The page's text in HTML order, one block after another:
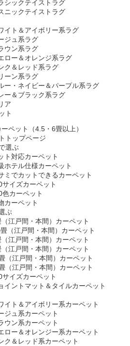
シックテイストラグ
ニックテイストラグ
イト＆アイボリー系ラグ
ジュ系ラグ
ウン系ラグ
ロー＆オレンジ系ラグ
ク＆レッド系ラグ
ーン系ラグ
ー・ネイビー＆パープル系ラグ
ー＆ブラック系ラグ
ア
ト
ーペット（4.5・6畳以上）
トップページ
選ぶ
ト対応カーペット
ホテル仕様カーペット
ミでカットできるカーペット
サイズカーペット
色カーペット
カーペット
ぶ
江戸間・本間）カーペット
（江戸間・本間）カーペット
江戸間・本間）カーペット
江戸間・本間）カーペット
（江戸間・本間）カーペット
（江戸間・本間）カーペット
サイズカーペット
イントマット＆タイルカーペット
イト＆アイボリー系カーペット
ジュ系カーペット
ウン系カーペット
ロー＆オレンジー系カーペット
ク＆レッド系カーペット